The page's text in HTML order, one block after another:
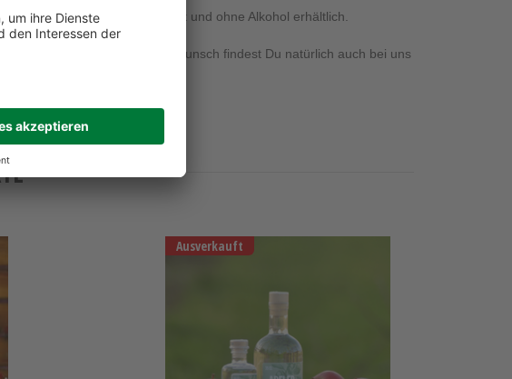
. In Verschiedenen Größen, mit und ohne Alkohol erhältlich.
Apfelsaft für Apfelpunsch findest Du natürlich auch bei uns
Ausverkauft